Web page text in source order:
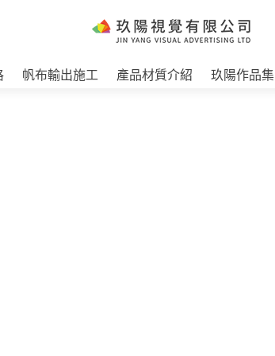
帆布輸出施工 產品材質介紹 玖陽作品集